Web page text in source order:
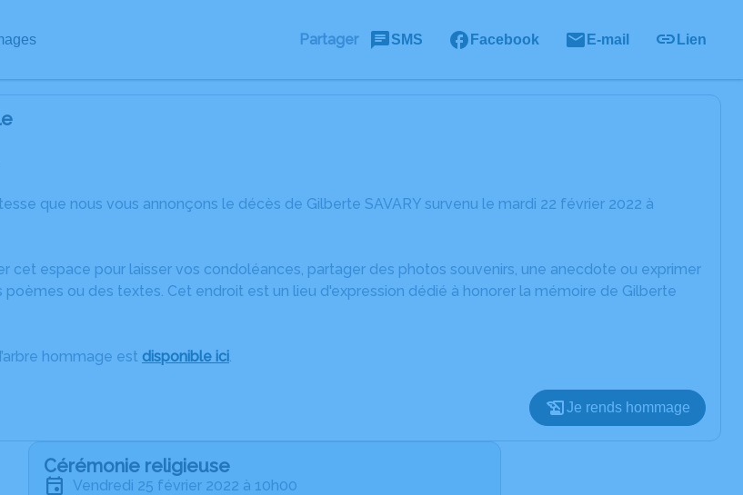
Partager SMS Facebook E-mail Lien
que nous vous annonçons le décès de Gilberte SAVARY survenu le mardi 22 février 2022 à
cet espace pour laisser vos condoléances, partager des photos souvenirs, une anecdote ou exprimer
ou des textes. Cet endroit est un lieu d'expression dédié à honorer la mémoire de Gilberte
hommage est disponible ici.
Je rends hommage
Cérémonie religieuse
vendredi 25 février 2022 à 10h00